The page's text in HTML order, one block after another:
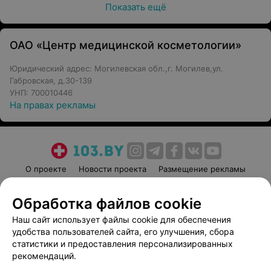
Показать ещё
ОАО «Центр медицинской косметологии»
Юридический адрес: Могилевская обл.,г. Могилев,ул.
Габровская, д.30-139
УНП: 700010446
На правах рекламы
О проекте Новости проекта
Размещение рекламы
Пользовательское соглашение
Способы оплаты
Вакансии
Партнеры
Написать руководителю 103.by
Обработка файлов cookie
Наш сайт использует файлы cookie для обеспечения
удобства пользователей сайта, его улучшения, сбора
статистики и предоставления персонализированных
рекомендаций.